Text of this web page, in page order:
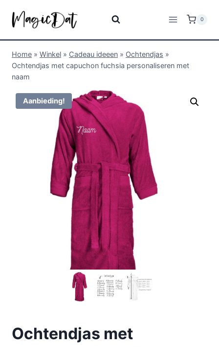
0
Home » Winkel » Cadeau ideeen » Ochtendjas »
Ochtendjas met capuchon fuchsia personaliseren met
naam
Aanbieding!
Ochtendjas met